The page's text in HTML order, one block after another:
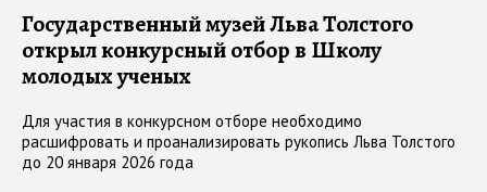
Государственный музей Льва Толстого
открыл конкурсный отбор в Школу
молодых ученых
Для участия в конкурсном отборе необходимо
расшифровать и проанализировать рукопись Льва Толстого
до 20 января 2026 года